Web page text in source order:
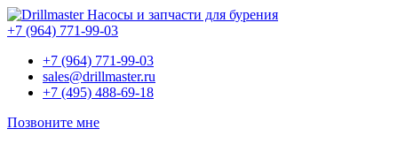
Насосы и запчасти для бурения
+7 (964) 771-99-03
+7 (964) 771-99-03
sales@drillmaster.ru
+7 (495) 488-69-18
Позвоните мне